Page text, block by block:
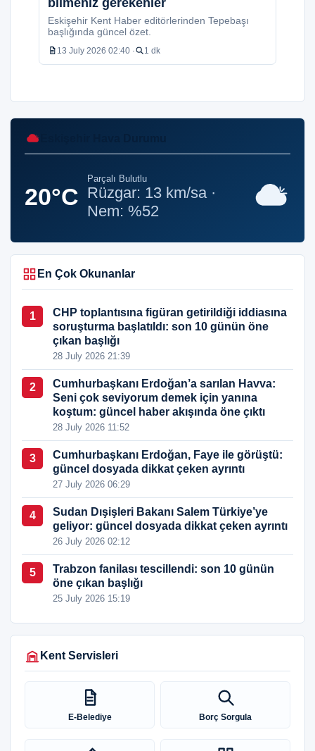
Eskişehir Kent Haber editörlerinden Tepebaşı
başlığında güncel özet.
13 July 2026 02:40 · 1 dk
20°C
Parçalı Bulutlu
Rüzgar: 13 km/sa ·
Nem: %52
En Çok Okunanlar
1
CHP toplantısına figüran getirildiği iddiasına
soruşturma başlatıldı: son 10 günün öne
çıkan başlığı
28 July 2026 21:39
2
Cumhurbaşkanı Erdoğan’a sarılan Havva:
Seni çok seviyorum demek için yanına
koştum: güncel haber akışında öne çıktı
28 July 2026 11:52
3
Cumhurbaşkanı Erdoğan, Faye ile görüştü:
güncel dosyada dikkat çeken ayrıntı
27 July 2026 06:29
4
Sudan Dışişleri Bakanı Salem Türkiye’ye
geliyor: güncel dosyada dikkat çeken ayrıntı
26 July 2026 02:12
5
Trabzon fanilası tescillendi: son 10 günün
öne çıkan başlığı
25 July 2026 15:19
Kent Servisleri
E-Belediye Borç Sorgula